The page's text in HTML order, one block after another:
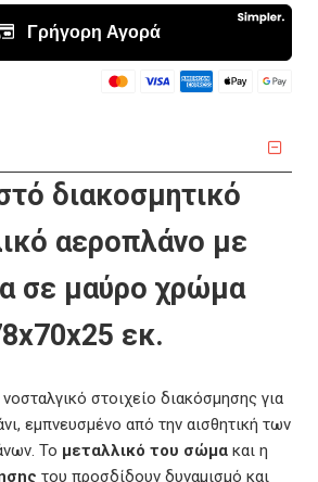
διακοσμητικό
αεροπλάνο με
σε μαύρο χρώμα
εκ.
στοιχείο διακόσμησης για
εμπνευσμένο από την αισθητική των
Το μεταλλικό του σώμακαι η
του προσδίδουν δυναμισμό και